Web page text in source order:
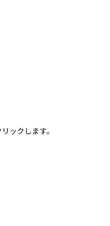
ックします。